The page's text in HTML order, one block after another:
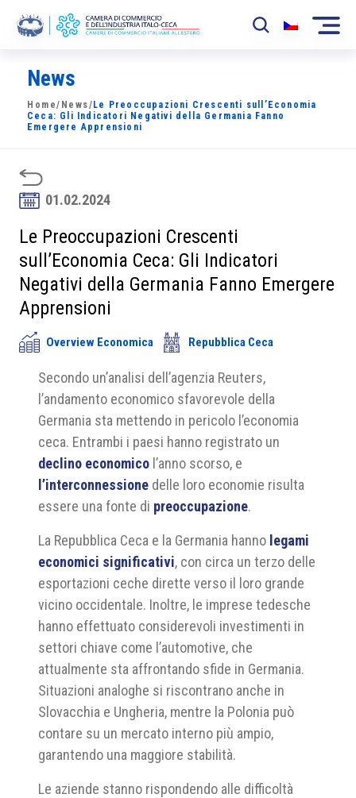
La Camera
News
Sviluppo Mercato
Partner
Progetti
News
Home/ News/ Le Preoccupazioni Crescenti sull’Economia
Ceca: Gli Indicatori Negativi della Germania Fanno
Emergere Apprensioni
01.02.2024
Le Preoccupazioni Crescenti
sull’Economia Ceca: Gli Indicatori
Negativi della Germania Fanno Emergere
Apprensioni
Overview Economica Repubblica Ceca
Secondo un’analisi dell’agenzia Reuters,
l’andamento economico sfavorevole della
Germania sta mettendo in pericolo l’economia
ceca. Entrambi i paesi hanno registrato un
declino economico l’anno scorso, e
l’interconnessione delle loro economie risulta
essere una fonte di preoccupazione.
La Repubblica Ceca e la Germania hanno legami
economici significativi, con circa un terzo delle
esportazioni ceche dirette verso il loro grande
vicino occidentale. Inoltre, le imprese tedesche
hanno effettuato considerevoli investimenti in
settori chiave come l’automotive, che
attualmente sta affrontando sfide in Germania.
Situazioni analoghe si riscontrano anche in
Slovacchia e Ungheria, mentre la Polonia può
contare su un mercato interno più ampio,
garantendo una maggiore stabilità.
Le aziende stanno rispondendo alle difficoltà